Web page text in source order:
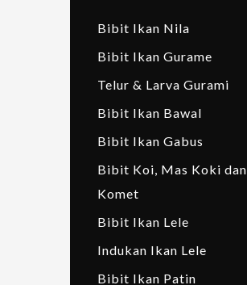
Bibit Ikan Nila
Bibit Ikan Gurame
Telur & Larva Gurami
Bibit Ikan Bawal
Bibit Ikan Gabus
Bibit Koi, Mas Koki dan
Komet
Bibit Ikan Lele
Indukan Ikan Lele
Bibit Ikan Patin